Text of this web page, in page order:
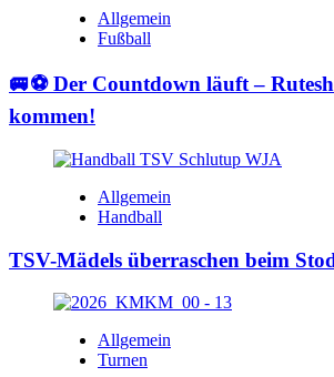
Allgemein
Fußball
🚐⚽ Der Countdown läuft –
kommen!
Allgemein
Handball
TSV-Mädels überraschen beim
Allgemein
Turnen